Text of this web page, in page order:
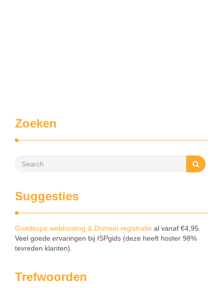
Zoeken
Suggesties
Goedkope webhosting & Domein registratie al vanaf €4,95.
Veel goede ervaringen bij ISPgids (deze heeft hoster 98%
tevreden klanten).
Trefwoorden